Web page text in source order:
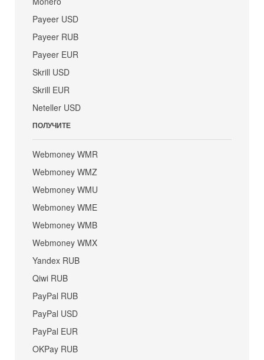
Payeer USD
Payeer RUB
Payeer EUR
Skrill USD
Skrill EUR
Neteller USD
ПОЛУЧИТЕ
Webmoney WMR
Webmoney WMZ
Webmoney WMU
Webmoney WME
Webmoney WMB
Webmoney WMX
Yandex RUB
Qiwi RUB
PayPal RUB
PayPal USD
PayPal EUR
OKPay RUB